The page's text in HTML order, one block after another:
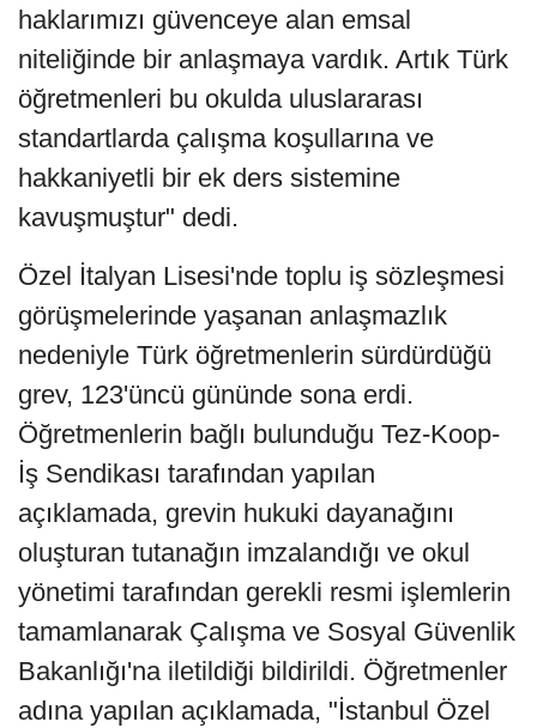
haklarımızı güvenceye alan emsal
niteliğinde bir anlaşmaya vardık. Artık Türk
öğretmenleri bu okulda uluslararası
standartlarda çalışma koşullarına ve
hakkaniyetli bir ek ders sistemine
kavuşmuştur" dedi.
Özel İtalyan Lisesi'nde toplu iş sözleşmesi
görüşmelerinde yaşanan anlaşmazlık
nedeniyle Türk öğretmenlerin sürdürdüğü
grev, 123'üncü gününde sona erdi.
Öğretmenlerin bağlı bulunduğu Tez-Koop-
İş Sendikası tarafından yapılan
açıklamada, grevin hukuki dayanağını
oluşturan tutanağın imzalandığı ve okul
yönetimi tarafından gerekli resmi işlemlerin
tamamlanarak Çalışma ve Sosyal Güvenlik
Bakanlığı'na iletildiği bildirildi. Öğretmenler
adına yapılan açıklamada, "İstanbul Özel